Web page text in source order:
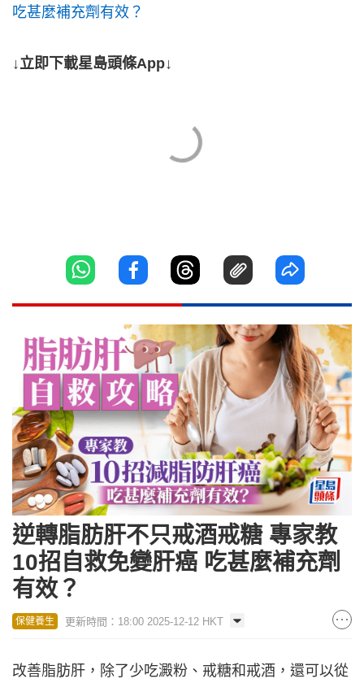
吃甚麼補充劑有效？
↓立即下載星島頭條App↓
逆轉脂肪肝不只戒酒戒糖 專家教
10招自救免變肝癌 吃甚麼補充劑
有效？
保健養生 更新時間：18:00 2025-12-12 HKT
改善脂肪肝，除了少吃澱粉、戒糖和戒酒，還可以從